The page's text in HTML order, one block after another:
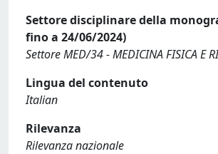
Settore disciplinare della
fino a 24/06/2024)
Settore MED/34 - MEDICINA FISICA E
Lingua del contenuto
Italian
Rilevanza
Rilevanza nazionale